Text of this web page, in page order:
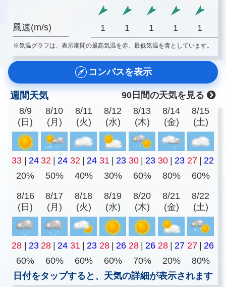
風速(m/s) 1 1 1 1 1
※気温グラフは、表示期間の最高気温を赤、最低気温を青としています。
コンパスを表示
週間天気
90日間の天気を見る
8/9
(日)
8/10
(月)
8/11
(火)
8/12
(水)
8/13
(木)
8/14
(金)
8/15
(土)
33 | 24 32 | 24 32 | 24 31 | 23 30 | 23 30 | 23 27 | 22
20%
50% 40% 30% 60% 80% 60%
8/16
(日)
8/17
(月)
8/18
(火)
8/19
(水)
8/20
(木)
8/21
(金)
8/22
(土)
28 23 28 24 31 23 28 26 28 26 28 27 27
26
60%
60% 60% 60% 70% 20%
80%
日付をタップすると、天気の詳細が表示されます